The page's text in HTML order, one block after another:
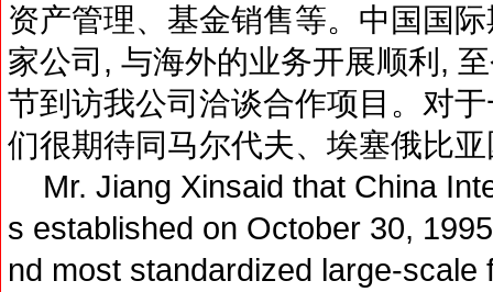
资产管理、基金销售等。中国国
家公司, 与海外的业务开展顺利,
节到访我公司洽谈合作项目。对
们很期待同马尔代夫、埃塞俄比
Mr. Jiang Xinsaid that China
s established on October 30,
nd most standardized large-